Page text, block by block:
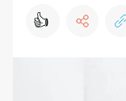
👍